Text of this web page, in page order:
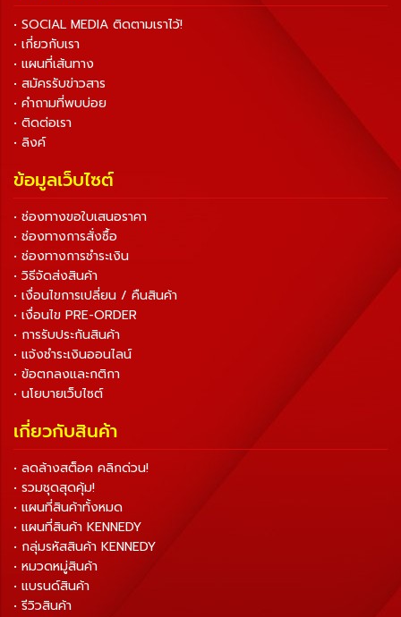
• SOCIAL MEDIA ติดตามเราไว้!
• เกี่ยวกับเรา
• แผนที่เส้นทาง
• สมัครรับข่าวสาร
• คำถามที่พบบ่อย
• ติดต่อเรา
• ลิงค์
ข้อมูลเว็บไซต์
• ช่องทางขอใบเสนอราคา
• ช่องทางการสั่งซื้อ
• ช่องทางการชำระเงิน
• วิธีจัดส่งสินค้า
• เงื่อนไขการเปลี่ยน / คืนสินค้า
• เงื่อนไข PRE-ORDER
• การรับประกันสินค้า
• แจ้งชำระเงินออนไลน์
• ข้อตกลงและกติกา
• นโยบายเว็บไซต์
เกี่ยวกับสินค้า
• ลดล้างสต็อค คลิกด่วน!
• รวมชุดสุดคุ้ม!
• แผนที่สินค้าทั้งหมด
• แผนที่สินค้า KENNEDY
• กลุ่มรหัสสินค้า KENNEDY
• หมวดหมู่สินค้า
• แบรนด์สินค้า
• รีวิวสินค้า